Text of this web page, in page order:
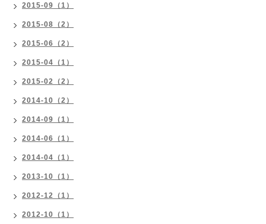
2015-09（1）
2015-08（2）
2015-06（2）
2015-04（1）
2015-02（2）
2014-10（2）
2014-09（1）
2014-06（1）
2014-04（1）
2013-10（1）
2012-12（1）
2012-10（1）